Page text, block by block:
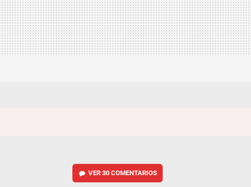
VER 30 COMENTARIOS